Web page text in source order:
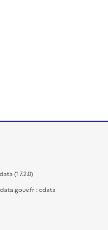
(17.2.0)
: cdata